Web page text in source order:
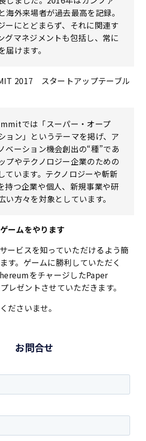
海外来場者が過去最高を記録。
ーにとどまらず、それに関連す
グマネジメントも包括し、常に
けます。
2017 スタートアップテーブル
では「スーパー・オープ
ョン」というテーマを掲げ、ア
ベーション機会創出の“種”であ
プやテクノロジー企業のための
ています。テクノロジーや斬新
持つ企業や個人、新規事業や研
い方々を対象としています。
ームをやります
ービスを知っていただけるよう簡
す。ゲームに勝利していただく
をチャージしたPaper
レゼントさせていただきます。
ださいませ。
お問合せ